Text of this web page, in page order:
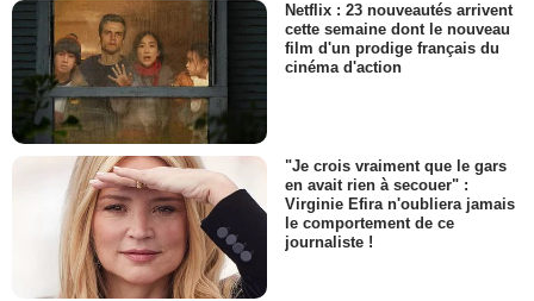
Netflix : 23 nouveautés arrivent
cette semaine dont le nouveau
film d'un prodige français du
cinéma d'action
"Je crois vraiment que le gars
en avait rien à secouer" :
Virginie Efira n'oubliera jamais
le comportement de ce
journaliste !